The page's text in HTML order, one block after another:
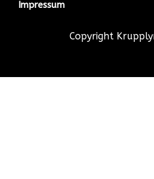
Impressum
Copyright